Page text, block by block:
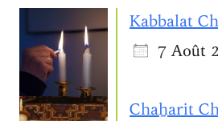
Kabbalat
7 Août
Chaẖarit